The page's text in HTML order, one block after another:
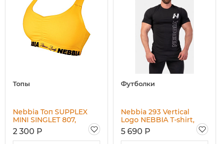
Топы
Nebbia Топ SUPPLEX
MINI SINGLET 807,
желтый
2 300 Р
Футболки
Nebbia 293 Vertical
Logo NEBBIA T-shirt,
чёрный
5 690 Р